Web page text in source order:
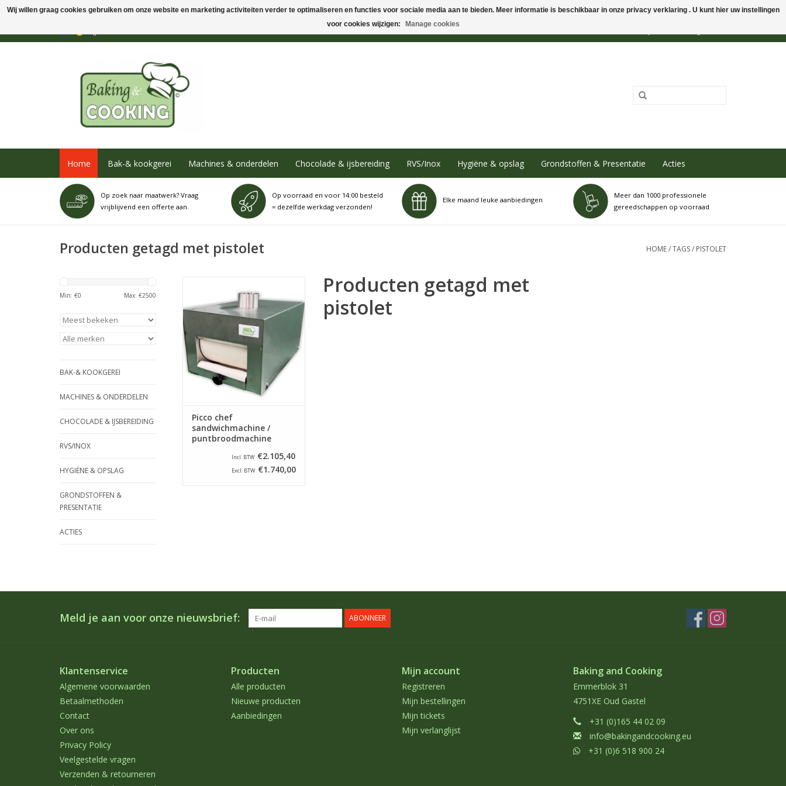
Home Bak-& kookgerei Machines & onderdelen Chocolade & ijsbereiding RVS/Inox Hygiëne & opslag Grondstoffen & Presentatie Acties
Op zoek naar maatwerk? Vraag
vrijblijvend een offerte aan.
Op voorraad en voor 14:00 besteld
= dezelfde werkdag verzonden!
Elke maand leuke aanbiedingen
Meer dan 1000 professionele
gereedschappen op voorraad
Producten getagd met pistolet HOME/TAGS/ PISTOLET
Min: €0 Max: €2500
BAK-& KOOKGEREI
MACHINES & ONDERDELEN
CHOCOLADE & IJSBEREIDING
RVS/INOX
HYGIËNE & OPSLAG
GRONDSTOFFEN &
PRESENTATIE
ACTIES
puntbroodmachine
TOEVOEGEN AAN WINKELWAGEN
Picco chef
sandwichmachine /
puntbroodmachine
Incl. BTW €2.105,40
Excl. BTW €1.740,00
Producten getagd met
pistolet
Meld je aan voor onze nieuwsbrief: ABONNEER
Klantenservice
Algemene voorwaarden
Betaalmethoden
Contact
Over ons
Privacy Policy
Veelgestelde vragen
Verzenden & retourneren
Producten
Alle producten
Nieuwe producten
Aanbiedingen
Mijn account
Registreren
Mijn bestellingen
Mijn tickets
Mijn verlanglijst
Baking and Cooking
Emmerblok 31
4751XE Oud Gastel
+31 (0)165 44 02 09
info@bakingandcooking.eu
+31 (0)6 518 900 24
Wij willen graag cookies gebruiken om onze website en marketing activiteiten verder te optimaliseren en functies voor sociale media aan te bieden. Meer informatie is beschikbaar in onze privacy verklaring . U kunt hier uw instellingen
voor cookies wijzigen:
Manage cookies